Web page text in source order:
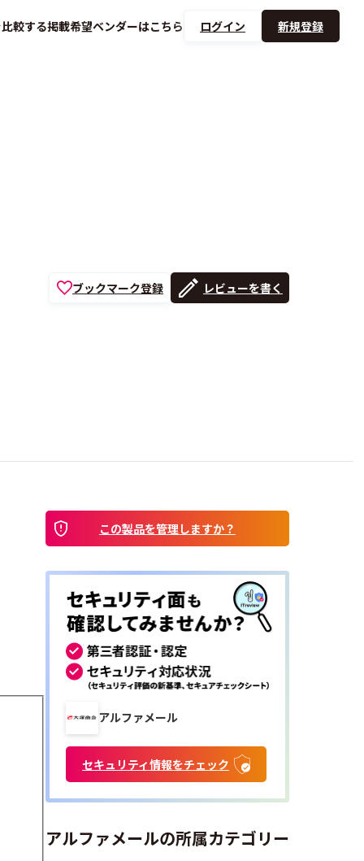
比較する掲載希望ベンダーはこちら ログイン 新規登録
ブックマーク登録 レビューを書く
この製品を管理しますか？
アルファメール
セキュリティ情報をチェック
アルファメールの所属カテゴリー